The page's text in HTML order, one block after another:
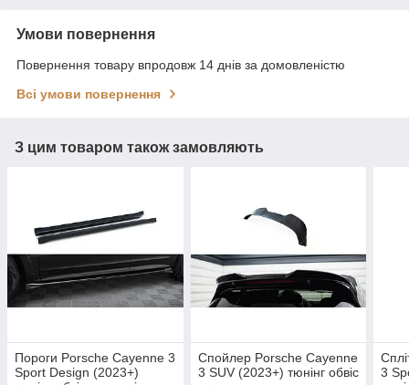
Умови повернення
Повернення товару впродовж 14 днів за домовленістю
Всі умови повернення
З цим товаром також замовляють
Пороги Porsche Cayenne 3
Sport Design (2023+)
Спойлер Porsche Cayenne
3 SUV (2023+) тюнінг обвіс
3